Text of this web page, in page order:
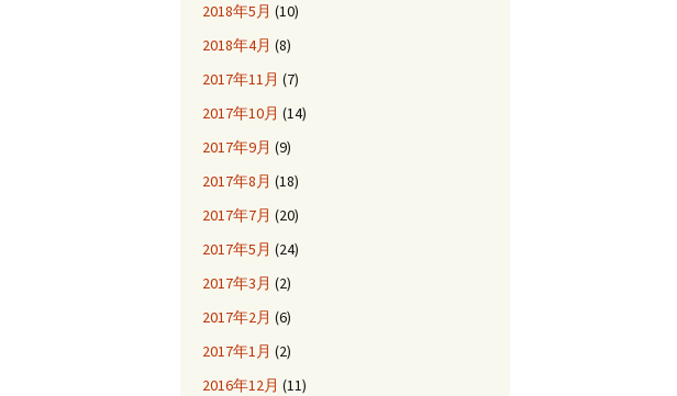
2018年5月 (10)
2018年4月 (8)
2017年11月 (7)
2017年10月 (14)
2017年9月 (9)
2017年8月 (18)
2017年7月 (20)
2017年5月 (24)
2017年3月 (2)
2017年2月 (6)
2017年1月 (2)
2016年12月 (11)